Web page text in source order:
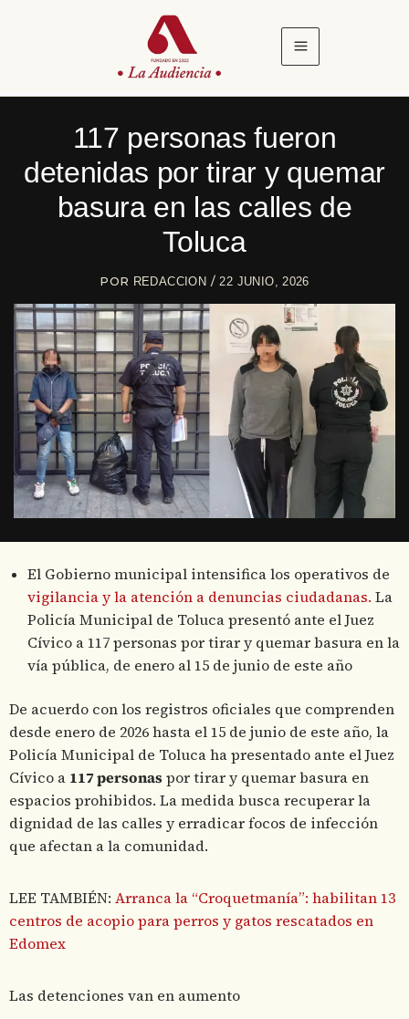
117 personas fueron
detenidas por tirar y quemar
basura en las calles de
Toluca
POR REDACCION / 22 JUNIO, 2026
El Gobierno municipal intensifica los operativos de
vigilancia y la atención a denuncias ciudadanas. La
Policía Municipal de Toluca presentó ante el Juez
Cívico a 117 personas por tirar y quemar basura en la
vía pública, de enero al 15 de junio de este año
De acuerdo con los registros oficiales que comprenden
desde enero de 2026 hasta el 15 de junio de este año, la
Policía Municipal de Toluca ha presentado ante el Juez
Cívico a 117 personaspor tirar y quemar basura en
espacios prohibidos. La medida busca recuperar la
dignidad de las calles y erradicar focos de infección
que afectan a la comunidad.
LEE TAMBIÉN: Arranca la “Croquetmanía”: habilitan 13
centros de acopio para perros y gatos rescatados en
Edomex
Las detenciones van en aumento